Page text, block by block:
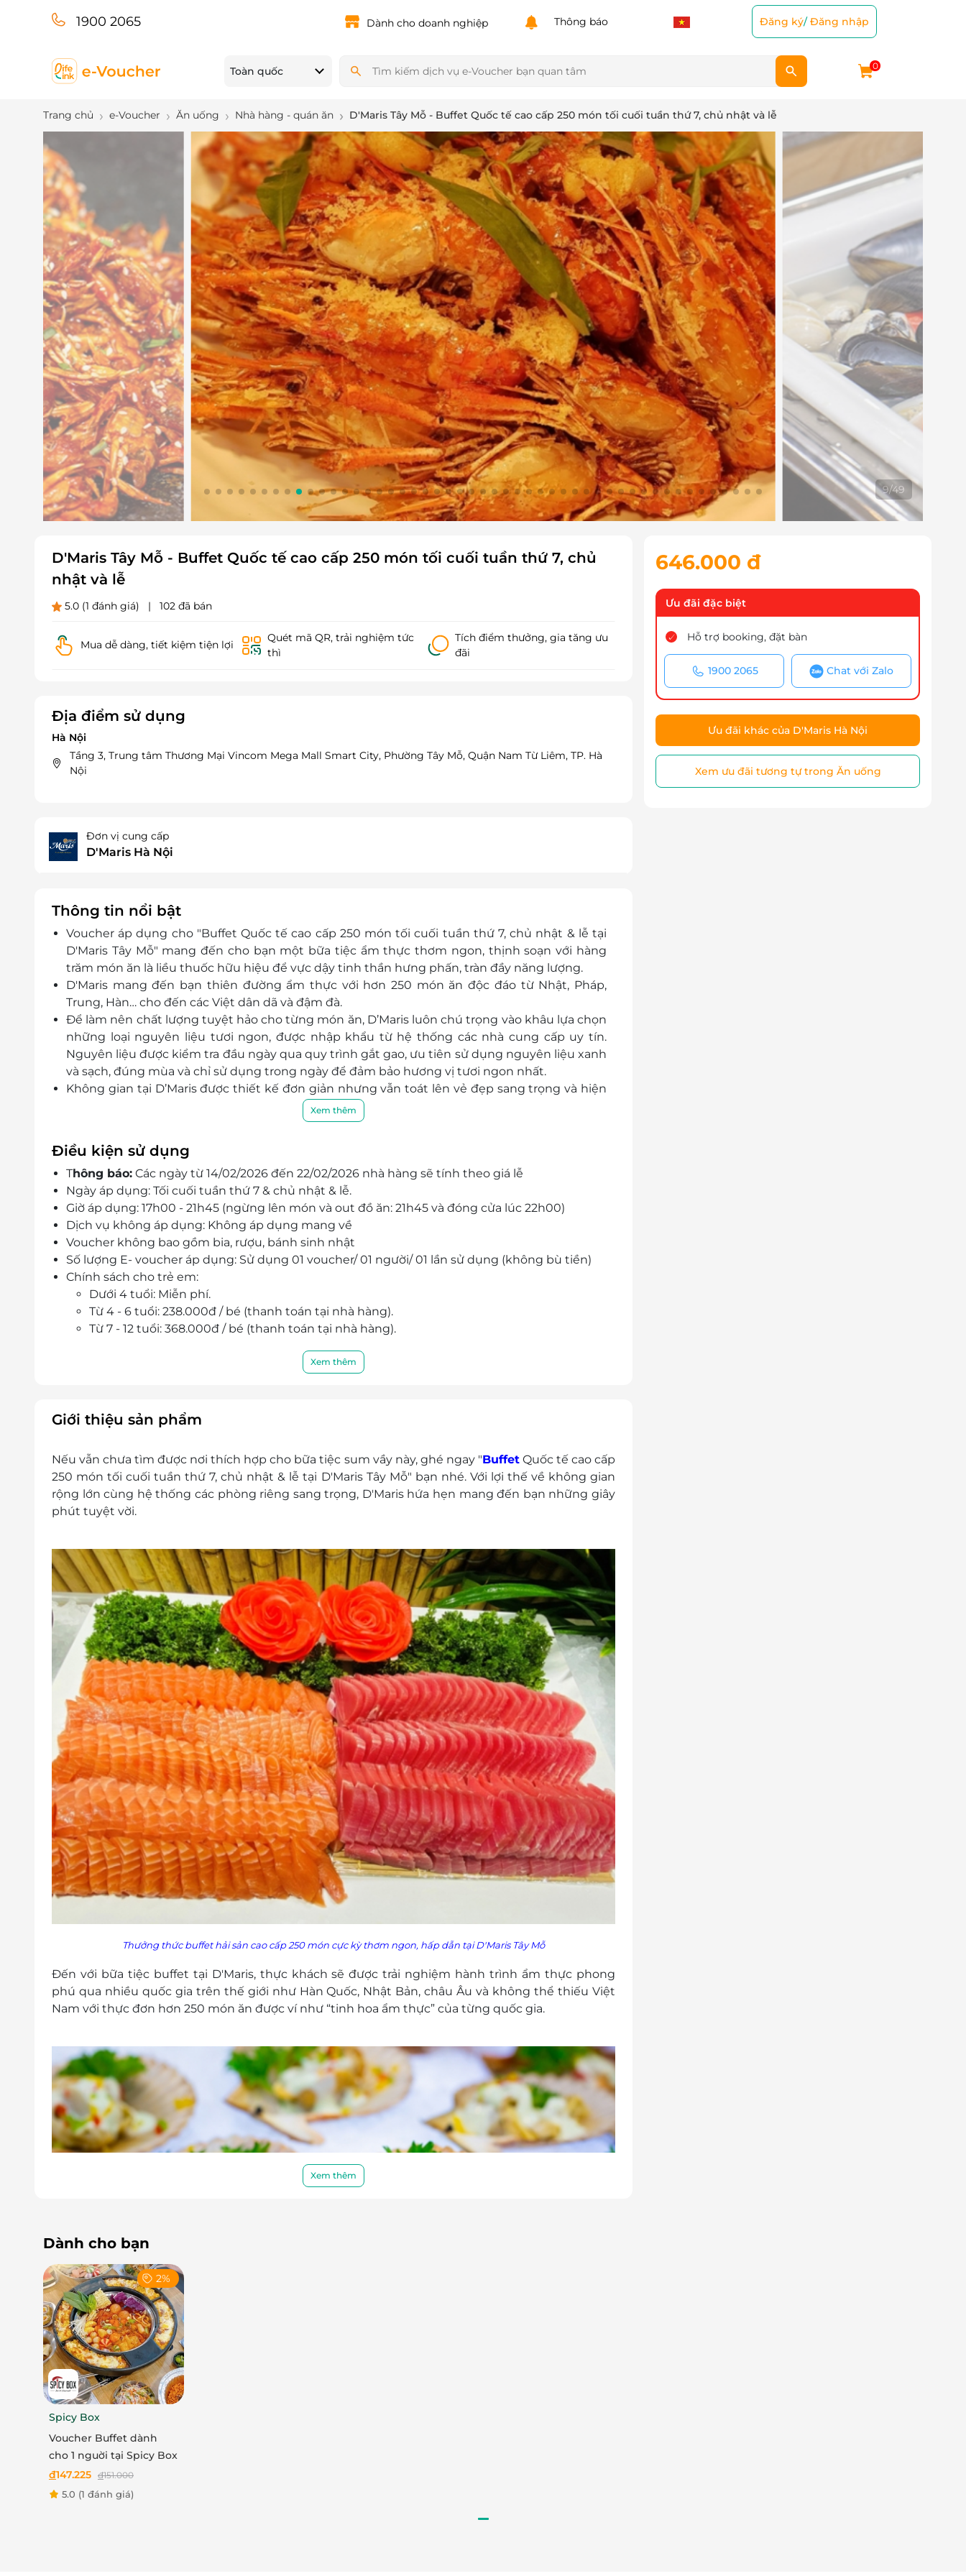
1900 2065 Dành cho doanh nghiệp Thông báo Đăng ký/Đăng nhập
Toàn quốc 0
Trang chủ e-Voucher Ăn uống Nhà hàng - quán ăn D'Maris Tây Mỗ - Buffet Quốc tế cao cấp 250 món tối cuối tuần thứ 7, chủ nhật và lễ
10/49
D'Maris Tây Mỗ - Buffet Quốc tế cao cấp 250 món tối cuối tuần thứ 7, chủ
nhật và lễ
5.0 (1 đánh giá) | 102 đã bán
Mua dễ dàng, tiết kiệm tiện lợi
Quét mã QR, trải nghiệm tức
thì
Tích điểm thưởng, gia tăng ưu
đãi
Địa điểm sử dụng
Hà Nội
Tầng 3, Trung tâm Thương Mại Vincom Mega Mall Smart City, Phường Tây Mỗ, Quận Nam Từ Liêm, TP. Hà
Nội
Đơn vị cung cấp
D'Maris Hà Nội
Thông tin nổi bật
Voucher áp dụng cho "Buffet Quốc tế cao cấp 250 món tối cuối tuần thứ 7, chủ nhật & lễ tại
D'Maris Tây Mỗ" mang đến cho bạn một bữa tiệc ẩm thực thơm ngon, thịnh soạn với hàng
trăm món ăn là liều thuốc hữu hiệu để vực dậy tinh thần hưng phấn, tràn đầy năng lượng.
D'Maris mang đến bạn thiên đường ẩm thực với hơn 250 món ăn độc đáo từ Nhật, Pháp,
Trung, Hàn… cho đến các Việt dân dã và đậm đà.
Để làm nên chất lượng tuyệt hảo cho từng món ăn, D’Maris luôn chú trọng vào khâu lựa chọn
những loại nguyên liệu tươi ngon, được nhập khẩu từ hệ thống các nhà cung cấp uy tín.
Nguyên liệu được kiểm tra đầu ngày qua quy trình gắt gao, ưu tiên sử dụng nguyên liệu xanh
và sạch, đúng mùa và chỉ sử dụng trong ngày để đảm bảo hương vị tươi ngon nhất.
Không gian tại D’Maris được thiết kế đơn giản nhưng vẫn toát lên vẻ đẹp sang trọng và hiện
đại. Với diện tích rộng lớn và phong cách bài trí sang trọng, D’Maris mang đến cho bạn một
không gian lý tưởng để tận hưởng những giờ phút ăn uống vui vẻ, thoải mái cùng gia đình,
D’Maris có đội ngũ đầu bếp dày dặn kinh nghiệm, tâm huyết với nghề, luôn sáng tạo trên
hành trình mang tinh hoa ẩm thực đến với thực khách. Nên mỗi món ăn được tạo ra không
chỉ mang theo những hương vị đặc sắc mà còn chứa đựng cả sự tỉ mỉ, tinh tế và tâm tình của
người đầu bếp. Đặc biệt, tất cả món ăn đều được chế biến trực tiếp tại quầy (gỏi, kim chi, đồ
muối chua và bánh ngọt) nên hương vị lúc nào cũng tươi mới, giúp cho thực khách có thể tận
hưởng bữa tiệc ẩm thực một cách trọn vẹn nhất.
Xem thêm
Điều kiện sử dụng
Thông báo: Các ngày từ 14/02/2026 đến 22/02/2026 nhà hàng sẽ tính theo giá lễ
Ngày áp dụng: Tối cuối tuần thứ 7 & chủ nhật & lễ.
Giờ áp dụng: 17h00 - 21h45 (ngừng lên món và out đồ ăn: 21h45 và đóng cửa lúc 22h00)
Dịch vụ không áp dụng: Không áp dụng mang về
Voucher không bao gồm bia, rượu, bánh sinh nhật
Số lượng E- voucher áp dụng: Sử dụng 01 voucher/ 01 người/ 01 lần sử dụng (không bù tiền)
Chính sách cho trẻ em:
Dưới 4 tuổi: Miễn phí.
Từ 4 - 6 tuổi: 238.000đ / bé (thanh toán tại nhà hàng).
Từ 7 - 12 tuổi: 368.000đ / bé (thanh toán tại nhà hàng).
Khách hàng vui lòng đặt chỗ trước khi đến 1 ngày để được phục vụ tốt nhất. Nhà hàng không
Địa chỉ: Tầng 3, Trung tâm Thương Mại Vincom Mega Mall Smart City, Phường Tây Mỗ,
Quận Nam Từ Liêm, TP. Hà Nội.
E-Voucher/E-Coupon không có giá trị quy đổi thành tiền mặt, không trả lại tiền thừa
Không áp dụng đồng thời cùng lúc với các chương trình khuyến mại khác tại nhà hàng
Đã bao gồm 8% VAT. Nhà hàng chịu trách nhiệm xuất hóa đơn khi khách hàng yêu cầu.
Xem thêm
Giới thiệu sản phẩm
Nếu vẫn chưa tìm được nơi thích hợp cho bữa tiệc sum vầy này, ghé ngay "BuffetQuốc tế cao cấp
250 món tối cuối tuần thứ 7, chủ nhật & lễ tại D'Maris Tây Mỗ" bạn nhé. Với lợi thế về không gian
rộng lớn cùng hệ thống các phòng riêng sang trọng, D'Maris hứa hẹn mang đến bạn những giây
phút tuyệt vời.
Thưởng thức buffethải sản cao cấp 250 món cực kỳ thơm ngon, hấp dẫn tạiD'Maris Tây Mỗ
Đến với bữa tiệc buffet tại D'Maris, thực khách sẽ được trải nghiệm hành trình ẩm thực phong
phú qua nhiều quốc gia trên thế giới như Hàn Quốc, Nhật Bản, châu Âu và không thể thiếu Việt
Nam với thực đơn hơn 250 món ăn được ví như “tinh hoa ẩm thực” của từng quốc gia.
Xem thêm
646.000 đ
Ưu đãi đặc biệt
Hỗ trợ booking, đặt bàn
1900 2065 Chat với Zalo
Ưu đãi khác của D'Maris Hà Nội
Xem ưu đãi tương tự trong Ăn uống
Dành cho bạn
2%
Spicy Box
Voucher Buffet dành
cho 1 nguời tại Spicy Box
đ147.225 đ151.000
5.0 (1 đánh giá)